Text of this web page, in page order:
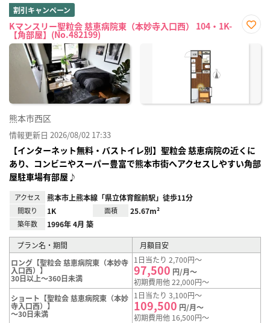
割引キャンペーン
Kマンスリー聖粒会 慈恵病院東（本妙寺入口西） 104・1K-
【角部屋】(No.482199)
に入
熊本市西区
情報更新日 2026/08/02 17:33
【インターネット無料・バストイレ別】聖粒会 慈恵病院の近くに
あり、コンビニやスーパー豊富で熊本市街へアクセスしやすい角部
屋駐車場有部屋♪
アクセス 熊本市上熊本線「県立体育館前駅」徒歩11分
間取り 1K 面積 25.67m²
築年数 1996年 4月 築
プラン名・期間
月額目安
ロング【聖粒会 慈恵病院東（本妙寺
入口西）】
30日以上～360日未満
1日当たり 2,700円～
97,500 円/月～
初期費用他 22,000円～
ショート【聖粒会 慈恵病院東（本妙
寺入口西）】
～30日未満
1日当たり 3,100円～
109,500 円/月～
初期費用他 16,500円～